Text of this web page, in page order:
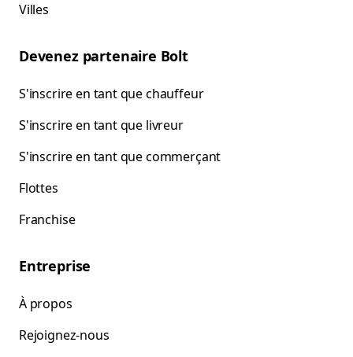
Villes
Devenez partenaire Bolt
S'inscrire en tant que chauffeur
S'inscrire en tant que livreur
S'inscrire en tant que commerçant
Flottes
Franchise
Entreprise
À propos
Rejoignez-nous